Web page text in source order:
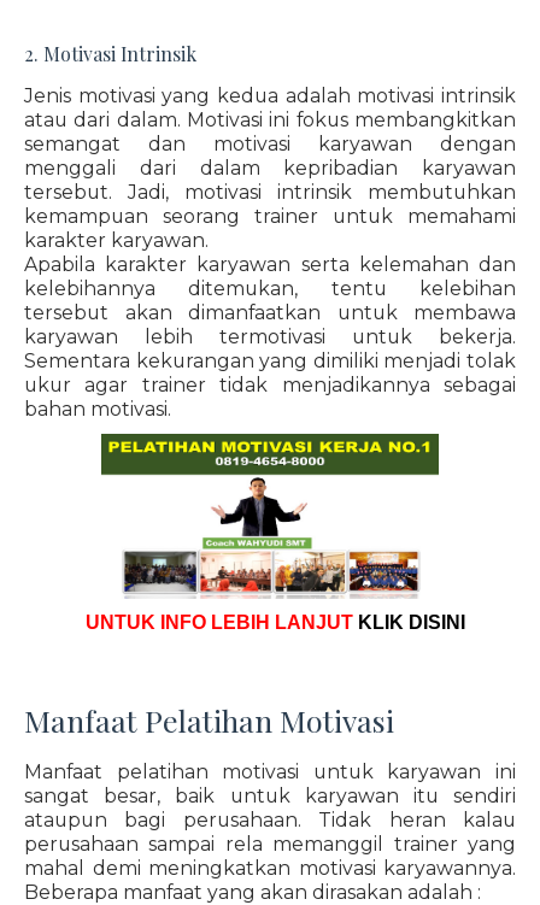
2. Motivasi Intrinsik
Jenis motivasi yang kedua adalah motivasi intrinsik
atau dari dalam. Motivasi ini fokus membangkitkan
semangat dan motivasi karyawan dengan
menggali dari dalam kepribadian karyawan
tersebut. Jadi, motivasi intrinsik membutuhkan
kemampuan seorang trainer untuk memahami
karakter karyawan.
Apabila karakter karyawan serta kelemahan dan
kelebihannya ditemukan, tentu kelebihan
tersebut akan dimanfaatkan untuk membawa
karyawan lebih termotivasi untuk bekerja.
Sementara kekurangan yang dimiliki menjadi tolak
ukur agar trainer tidak menjadikannya sebagai
bahan motivasi.
UNTUK INFO LEBIH LANJUT KLIK DISINI
Manfaat Pelatihan Motivasi
Manfaat pelatihan motivasi untuk karyawan ini
sangat besar, baik untuk karyawan itu sendiri
ataupun bagi perusahaan. Tidak heran kalau
perusahaan sampai rela memanggil trainer yang
mahal demi meningkatkan motivasi karyawannya.
Beberapa manfaat yang akan dirasakan adalah :